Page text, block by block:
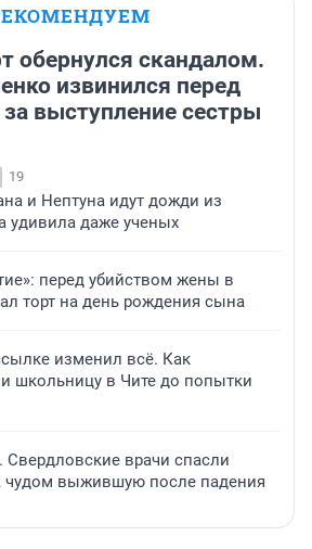
обернулся скандалом.
извинился перед
выступление сестры
19
и Нептуна идут дожди из
удивила даже ученых
перед убийством жены в
торт на день рождения сына
изменил всё. Как
школьницу в Чите до попытки
Свердловские врачи спасли
чудом выжившую после падения